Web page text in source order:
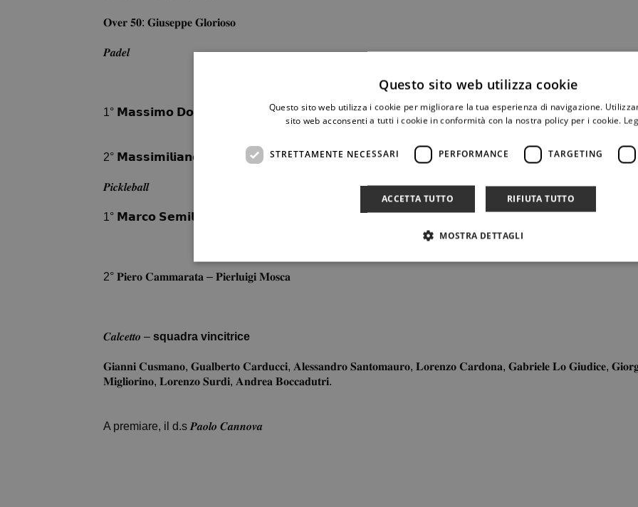
𝐎𝐯𝐞𝐫 𝟓𝟎: 𝐆𝐢𝐮𝐬𝐞𝐩𝐩𝐞 𝐆𝐥𝐨𝐫𝐢𝐨𝐬𝐨
𝑷𝒂𝒅𝒆𝒍
1° 𝗠𝗮𝘀𝘀𝗶𝗺𝗼 𝗗𝗼𝗻𝘇𝗲𝗹𝗹𝗶 – 𝗜𝗹𝗲𝗻𝗶𝗮 𝗖𝘂𝗰𝗶𝗻𝗲𝗹𝗹𝗮
2° 𝗠𝗮𝘀𝘀𝗶𝗺𝗶𝗹𝗶𝗮𝗻𝗼 𝗲 𝗔𝗻𝗱𝗿𝗲𝗮 𝗗𝗲𝗹𝗹’𝗢𝗴𝗹𝗶𝐨
𝑷𝒊𝒄𝒌𝒍𝒆𝒃𝒂𝒍𝒍
1° 𝗠𝗮𝗿𝗰𝗼 𝗦𝗲𝗺𝗶𝗹𝗶𝗮 – 𝗠𝗮𝘁𝘁𝗲𝗼 𝗠𝗮𝗻𝘁𝗼
2° 𝐏𝐢𝐞𝐫𝐨 𝐂𝐚𝐦𝐦𝐚𝐫𝐚𝐭𝐚 – 𝐏𝐢𝐞𝐫𝐥𝐮𝐢𝐠𝐢 𝐌𝐨𝐬𝐜𝐚
𝑪𝒂𝒍𝒄𝒆𝒕𝒕𝒐 – squadra vincitrice
𝐆𝐢𝐚𝐧𝐧𝐢 𝐂𝐮𝐬𝐦𝐚𝐧𝐨, 𝐆𝐮𝐚𝐥𝐛𝐞𝐫𝐭𝐨 𝐂𝐚𝐫𝐝𝐮𝐜𝐜𝐢, 𝐀𝐥𝐞𝐬𝐬𝐚𝐧𝐝𝐫𝐨 𝐒𝐚𝐧𝐭𝐨𝐦𝐚𝐮𝐫𝐨, 𝐋𝐨𝐫𝐞𝐧𝐳𝐨 𝐂𝐚𝐫𝐝𝐨𝐧𝐚, 𝐆𝐚𝐛𝐫𝐢𝐞𝐥𝐞 𝐋𝐨 𝐆𝐢𝐮𝐝𝐢𝐜𝐞,
𝐌𝐢𝐠𝐥𝐢𝐨𝐫𝐢𝐧𝐨, 𝐋𝐨𝐫𝐞𝐧𝐳𝐨 𝐒𝐮𝐫𝐝𝐢, 𝐀𝐧𝐝𝐫𝐞𝐚 𝐁𝐨𝐜𝐜𝐚𝐝𝐮𝐭𝐫𝐢.
A premiare, il d.s 𝑷𝒂𝒐𝒍𝒐 𝑪𝒂𝒏𝒏𝒐𝒗𝒂
Questo sito web utilizza cookie
Questo sito web utilizza i cookie per migliorare la tua esperienza di navigazione.
sito web acconsenti a tutti i cookie in conformità con la nostra policy per i cookie.
STRETTAMENTE NECESSARI PERFORMANCE TARGETING
ACCETTA TUTTO RIFIUTA TUTTO
MOSTRA DETTAGLI